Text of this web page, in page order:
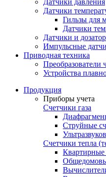
Датчики давления
Датчики
Гильзы для
Датчики
Датчики и
Импульсные
Приводная техника
Преобразователи
Устройства
Продукция
Приборы учета
Счетчики газа
Струйные
Счетчики тепла
Квартирные